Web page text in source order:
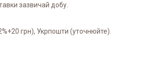
зазвичай добу.
грн), Укрпошти (уточнюйте).